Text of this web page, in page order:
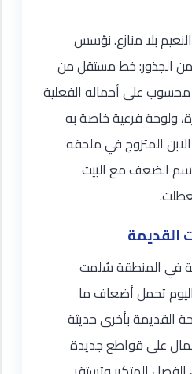
بلا منازع. نؤسس
من الجذور: خط مستقل من
محسوب على أحماله الفعلية
ولوحة فرعية خاصة به
المتزوج في ملحقه
الضعف مع البيت
القديمة
في المنطقة سُلمت
تحمل أضعاف ما
القديمة بأخرى حديثة
على قواطع جديدة